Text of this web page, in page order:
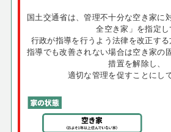
国土交通省は、管理不十分な空き家に
全空き家」を指定し
行政が指導を行うよう法律を改正する
指導でも改善されない場合は空き家の
措置を解除し、
適切な管理を促すことにし